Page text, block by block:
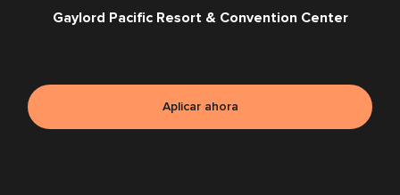
Gaylord Pacific Resort & Convention Center
Aplicar ahora